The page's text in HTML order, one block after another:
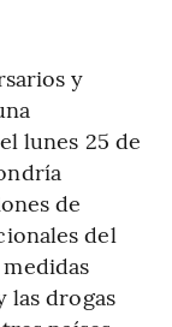
y
lunes 25 de
de
del
las drogas